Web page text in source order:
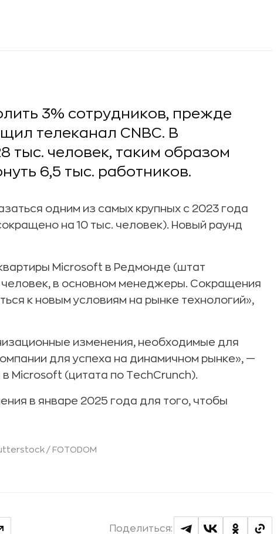
3% сотрудников, прежде
телеканал CNBC. В
тыс. человек, таким образом
6,5 тыс. работников.
одним из самых крупных с 2023 года
на 10 тыс. человек). Новый раунд
Microsoft в Редмонде (штат
человек, в основном менеджеры. Сокращения
к новым условиям на рынке технологий»,
изменения, необходимые для
для успеха на динамичном рынке», —
Microsoft (цитата по TechCrunch).
в январе 2025 года для того, чтобы
/ FOTODOM
Поделиться: